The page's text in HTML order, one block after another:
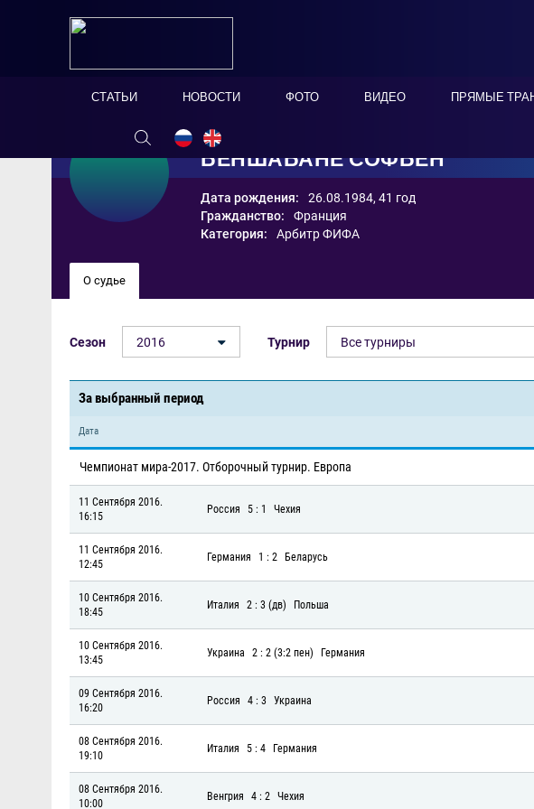
СТАТЬИ НОВОСТИ ФОТО ВИДЕО ПРЯМЫЕ
БЕНШАБАНЕ СОФЬЕН
Дата рождения:
26.08.1984, 41 год
Гражданство:
Франция
Категория:
Арбитр ФИФА
О судье
Сезон 2016 Турнир Все турниры
За выбранный период
Дата
Чемпионат мира-2017. Отборочный турнир. Европа
11 Сентября 2016.
16:15
Россия 5 : 1 Чехия
11 Сентября 2016.
12:45
Германия 1 : 2 Беларусь
10 Сентября 2016.
18:45
Италия 2 : 3 (дв) Польша
10 Сентября 2016.
13:45
Украина 2 : 2 (3:2 пен) Германия
09 Сентября 2016.
16:20
Россия 4 : 3 Украина
08 Сентября 2016.
19:10
Италия 5 : 4 Германия
08 Сентября 2016.
10:00
Венгрия 4 : 2 Чехия